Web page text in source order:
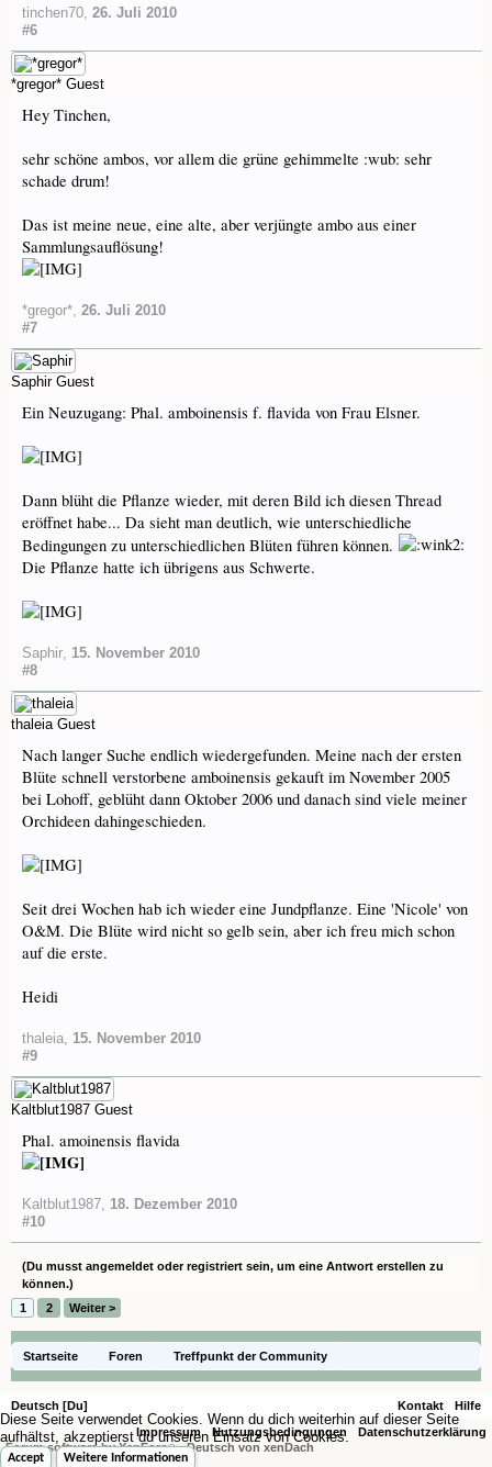
tinchen70, 26. Juli 2010
#6
*gregor* Guest
Hey Tinchen,
sehr schöne ambos, vor allem die grüne gehimmelte :wub: sehr
schade drum!
Das ist meine neue, eine alte, aber verjüngte ambo aus einer
Sammlungsauflösung!
*gregor*, 26. Juli 2010
#7
Saphir Guest
Ein Neuzugang: Phal. amboinensis f. flavida von Frau Elsner.
Dann blüht die Pflanze wieder, mit deren Bild ich diesen Thread
eröffnet habe... Da sieht man deutlich, wie unterschiedliche
Bedingungen zu unterschiedlichen Blüten führen können.
Die Pflanze hatte ich übrigens aus Schwerte.
Saphir, 15. November 2010
#8
thaleia Guest
Nach langer Suche endlich wiedergefunden. Meine nach der ersten
Blüte schnell verstorbene amboinensis gekauft im November 2005
bei Lohoff, geblüht dann Oktober 2006 und danach sind viele meiner
Orchideen dahingeschieden.
Seit drei Wochen hab ich wieder eine Jundpflanze. Eine 'Nicole' von
O&M. Die Blüte wird nicht so gelb sein, aber ich freu mich schon
auf die erste.
Heidi
thaleia, 15. November 2010
#9
Kaltblut1987 Guest
Phal. amoinensis flavida
Kaltblut1987, 18. Dezember 2010
#10
(Du musst angemeldet oder registriert sein, um eine Antwort erstellen zu
können.)
1
2 Weiter >
Startseite Foren
Treffpunkt der Community
Orchideenfotos (Phalaenopsis)
Deutsch [Du]
Kontakt
Hilfe
Impressum
Nutzungsbedingungen
Datenschutzerklärung
Forum software by XenForo® -Deutsch von xenDach
Diese Seite verwendet Cookies. Wenn du dich weiterhin auf dieser Seite
aufhältst, akzeptierst du unseren Einsatz von Cookies.
Accept Weitere Informationen